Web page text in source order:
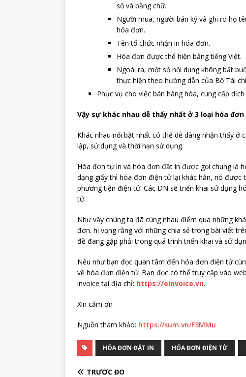
số và bằng chữ.
Người mua, người bán ký và ghi rõ họ
hóa đơn.
Tên tổ chức nhận in hóa đơn.
Hóa đơn được thể hiện bằng tiếng Việt.
Ngoài ra, một số nội dung không bắt
thực hiện theo hướng dẫn của Bộ Tài
Phục vụ cho việc bán hàng hóa, cung cấp
Vậy sự khác nhau dễ thấy nhất ở 3 loại hóa đơn
Khác nhau nổi bật nhất có thể dễ dàng nhận thấy
lập, sử dụng và thời hạn sử dụng.
Hóa đơn tự in và hóa đơn đặt in được gọi chung là
dạng giấy thì hóa đơn điện tử lại khác hẳn, nó
phương tiện điện tử. Các DN sẽ triển khai sử dụng
tử.
Như vậy chúng ta đã cùng nhau điểm qua những
đơn. hi vọng rằng với những chia sẻ trong bài viết
đề đang gặp phải trong quá trình triển khai và sử
Nếu như bạn đọc quan tâm đến hóa đơn điện tử
về hóa đơn điện tử. Bạn đọc có thể truy cập vào
invoice tại địa chỉ: https://einvoice.vn.
Xin cảm ơn
Nguồn tham khảo: https://sum.vn/F3MMu
HÓA ĐƠN ĐẶT IN HÓA ĐƠN ĐIỆN TỬ
TRƯỚC ĐÓ